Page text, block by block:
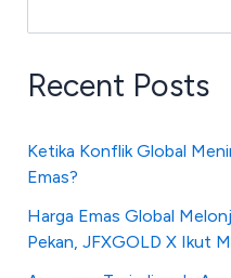
Recent Posts
Ketika Konflik Global
Emas?
Harga Emas Global
Pekan, JFXGOLD X Ikut